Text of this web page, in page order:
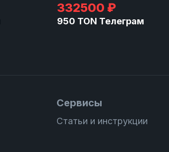
332500 ₽
950 TON Телеграм
Сервисы
Статьи и инструкции